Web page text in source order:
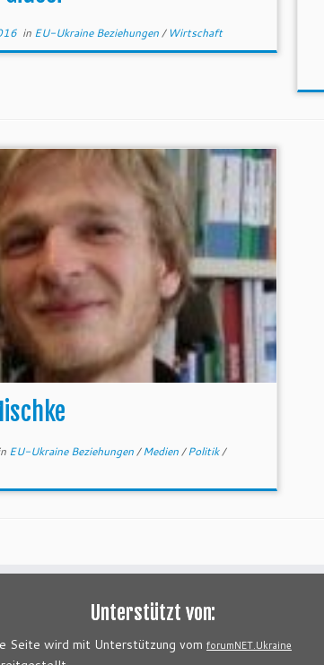
in EU-Ukraine Beziehungen/ Wirtschaft
EU-Ukraine Beziehungen/Medien/Politik/
Unterstützt von:
Seite wird mit Unterstützung vom forumNET.Ukraine